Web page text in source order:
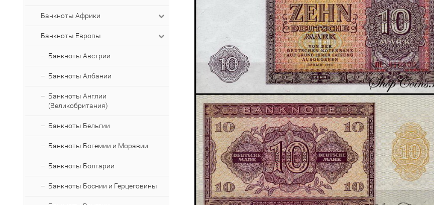
Банкноты Африки
Банкноты Европы
Банкноты Австрии
Банкноты Албании
Банкноты Англии
(Великобритания)
Банкноты Бельгии
Банкноты Богемии и Моравии
Банкноты Болгарии
Банкноты Боснии и Герцеговины